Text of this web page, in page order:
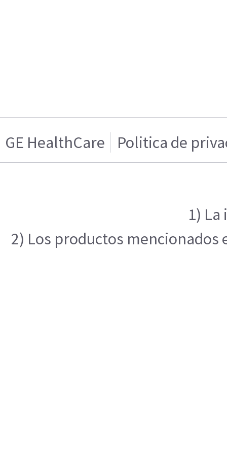
GE HealthCare Politica de
1)
2) Los productos